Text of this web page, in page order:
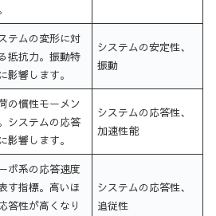
テムの変形に対
抵抗力。振動特
影響します。
システムの安定性、
振動
の慣性モーメン
システムの応答
影響します。
システムの応答性、
加速性能
ボ系の応答速度
す指標。高いほ
答性が高くなり
システムの応答性、
追従性